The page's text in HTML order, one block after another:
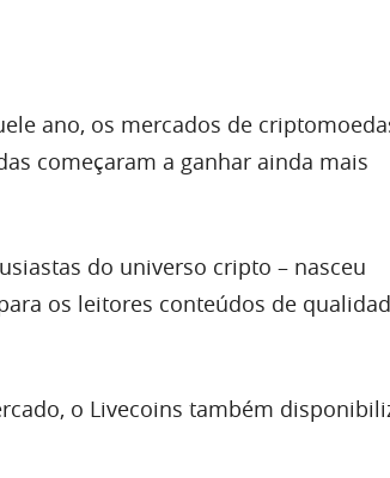
ano, os mercados de
começaram a ganhar ainda mais
do universo cripto – nasceu
os leitores conteúdos de
o Livecoins também